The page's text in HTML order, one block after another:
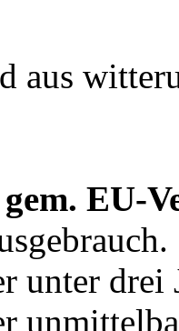
aus
EU-
unter drei